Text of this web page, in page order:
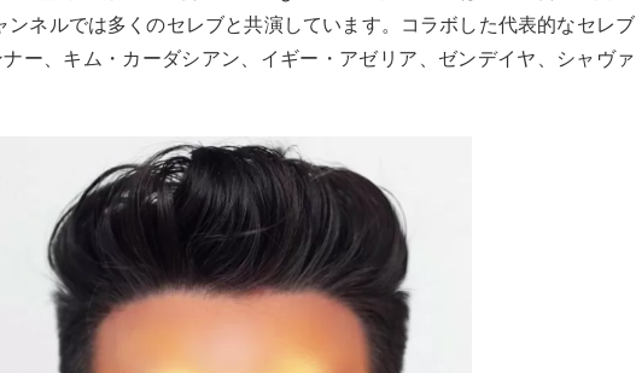
ンネルでは多くのセレブと共演しています。コラボした代表的なセレブ
ー、キム・カーダシアン、イギー・アゼリア、ゼンデイヤ、シャヴァ